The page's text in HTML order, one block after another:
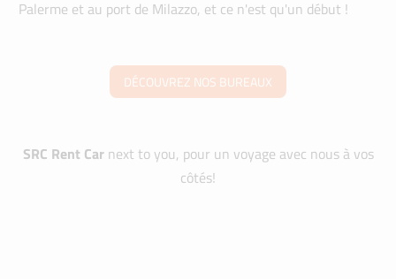
Palerme et au port de Milazzo, et ce n'est qu'un début !
DÉCOUVREZ NOS BUREAUX
SRC Rent Carnext to you, pour un voyage avec nous à vos
côtés!